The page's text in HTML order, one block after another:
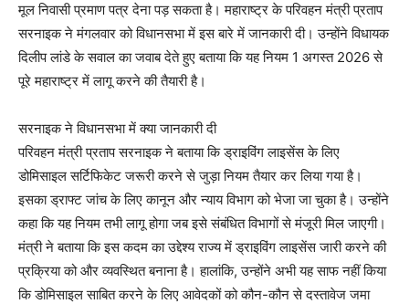
मूल निवासी प्रमाण पत्र देना पड़ सकता है। महाराष्ट्र के परिवहन मंत्री प्रताप
सरनाइक ने मंगलवार को विधानसभा में इस बारे में जानकारी दी। उन्होंने विधायक
दिलीप लांडे के सवाल का जवाब देते हुए बताया कि यह नियम 1 अगस्त 2026 से
पूरे महाराष्ट्र में लागू करने की तैयारी है।
सरनाइक ने विधानसभा में क्या जानकारी दी
परिवहन मंत्री प्रताप सरनाइक ने बताया कि ड्राइविंग लाइसेंस के लिए
डोमिसाइल सर्टिफिकेट जरूरी करने से जुड़ा नियम तैयार कर लिया गया है।
इसका ड्राफ्ट जांच के लिए कानून और न्याय विभाग को भेजा जा चुका है। उन्होंने
कहा कि यह नियम तभी लागू होगा जब इसे संबंधित विभागों से मंजूरी मिल जाएगी।
मंत्री ने बताया कि इस कदम का उद्देश्य राज्य में ड्राइविंग लाइसेंस जारी करने की
प्रक्रिया को और व्यवस्थित बनाना है। हालांकि, उन्होंने अभी यह साफ नहीं किया
कि डोमिसाइल साबित करने के लिए आवेदकों को कौन-कौन से दस्तावेज जमा